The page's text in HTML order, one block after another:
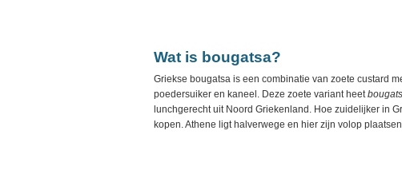
Wat is bougatsa?
Griekse bougatsa is een combinatie van zoete custard
poedersuiker en kaneel. Deze zoete variant heet
lunchgerecht uit Noord Griekenland. Hoe zuidelijker in
kopen. Athene ligt halverwege en hier zijn volop